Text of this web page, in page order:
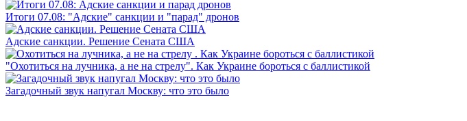
Итоги 07.08: "Адские" санкции и "парад" дронов
Адские санкции. Решение Сената США
"Охотиться на лучника, а не на стрелу". Как Украине бороться с баллистикой
Загадочный звук напугал Москву: что это было